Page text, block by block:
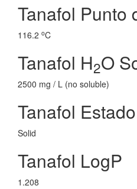
Tanafol Punto
116.2 oC
Tanafol H2O
2500 mg / L (no soluble)
Tanafol Estado
Solid
Tanafol LogP
1.208